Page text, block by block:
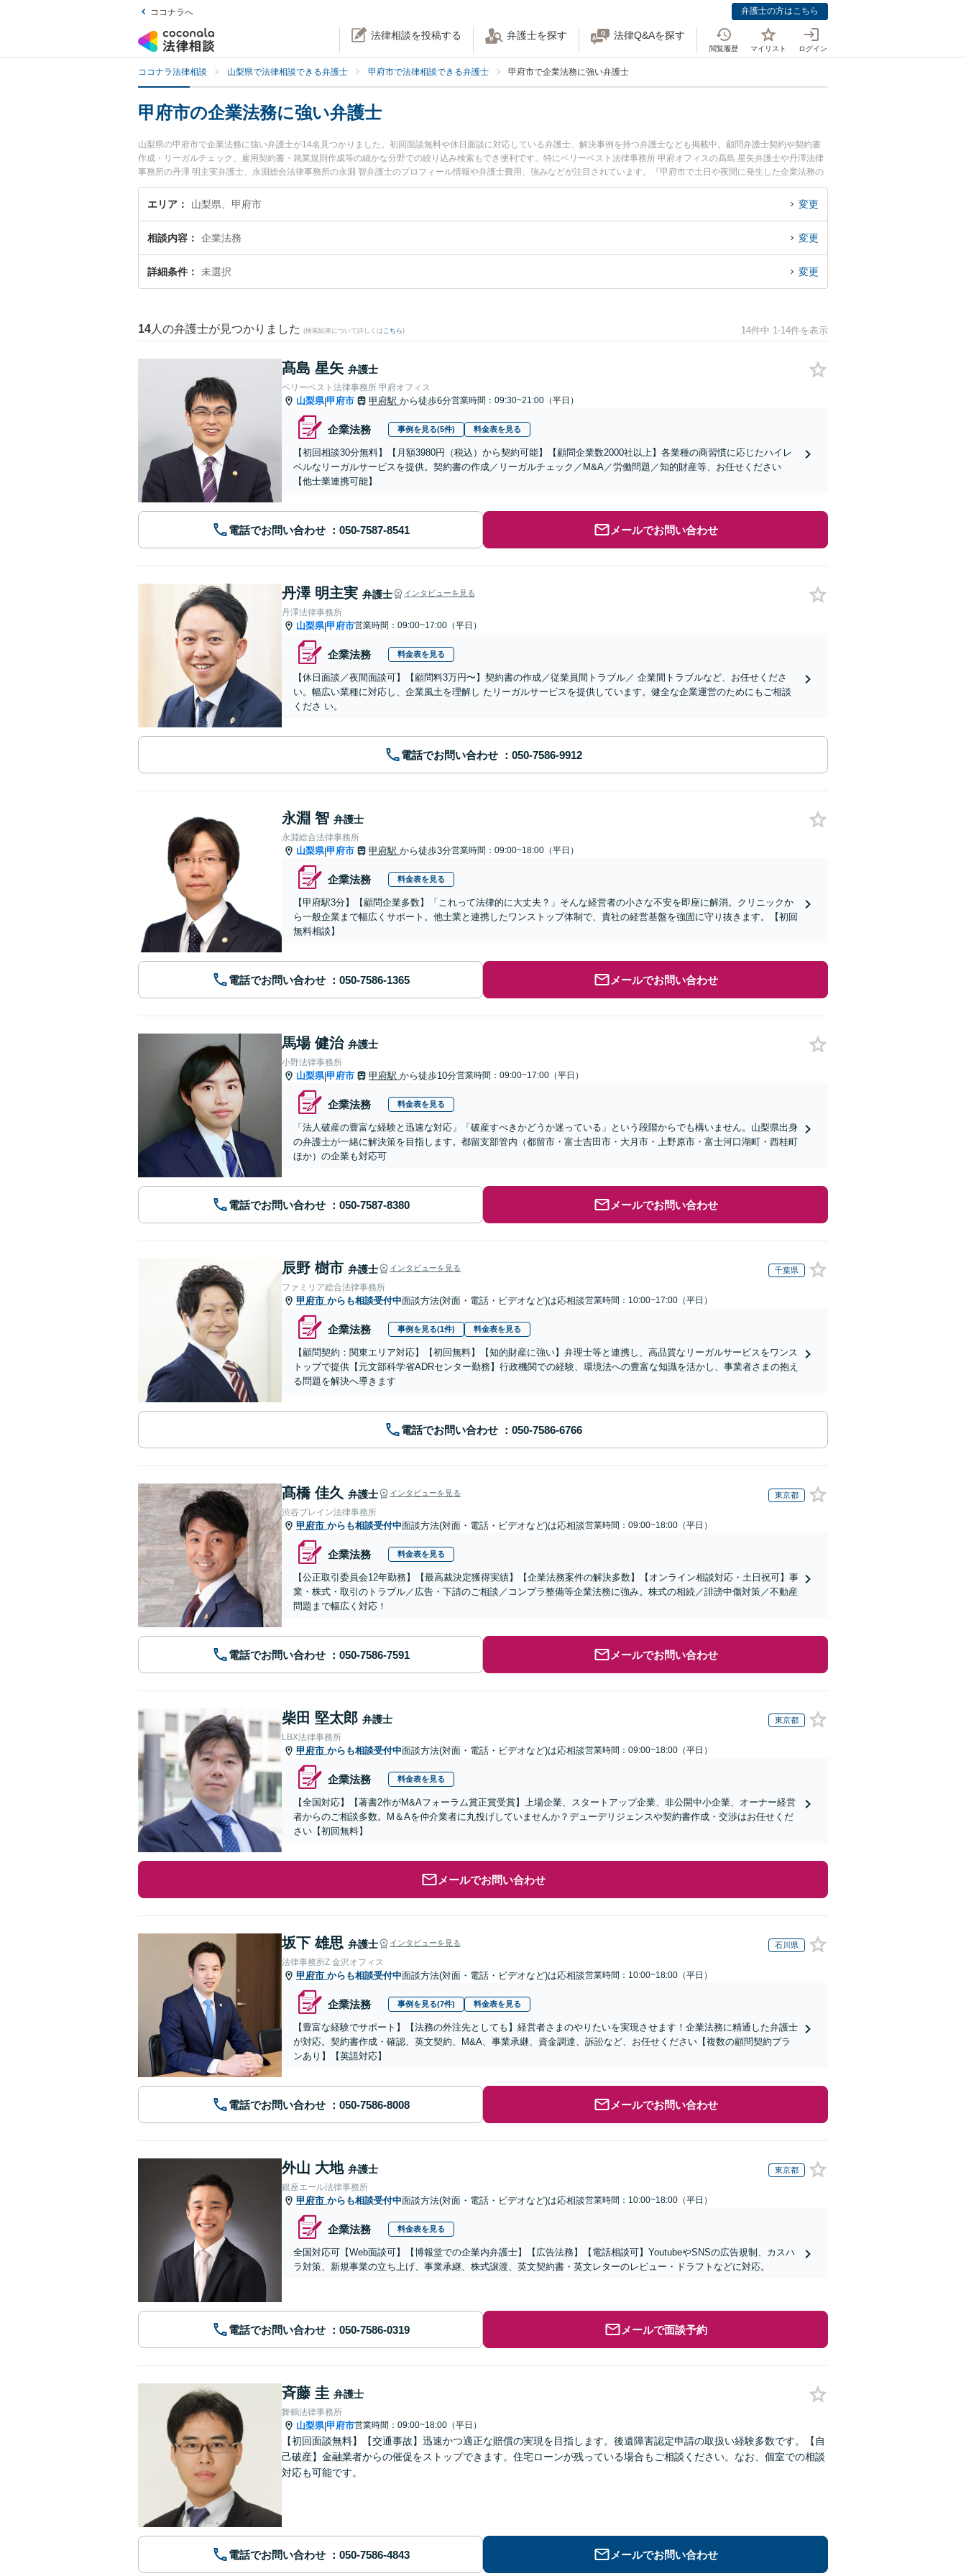
ココナラへ 弁護士の方はこちら
法律相談を投稿する 弁護士を探す 法律Q&Aを探す
閲覧履歴 マイリスト ログイン
ココナラ法律相談 山梨県で法律相談できる弁護士 甲府市で法律相談できる弁護士 甲府市で企業法務に強い弁護士
甲府市の企業法務に強い弁護士
山梨県の甲府市で企業法務に強い弁護士が14名見つかりました。初回面談無料や休日面談に対応している弁護士、解決事例を持つ弁護士なども掲載中。顧問弁護士契約や契約書
作成・リーガルチェック、雇用契約書・就業規則作成等の細かな分野での絞り込み検索もでき便利です。特にベリーベスト法律事務所 甲府オフィスの髙島 星矢弁護士や丹澤法律
事務所の丹澤 明主実弁護士、永淵総合法律事務所の永淵 智弁護士のプロフィール情報や弁護士費用、強みなどが注目されています。『甲府市で土日や夜間に発生した企業法務の
トラブルを今すぐに弁護士に相談したい』『企業法務のトラブル解決の実績豊富な近くの弁護士を検索したい』『初回相談無料で企業法務を法律相談できる甲府市内の弁護士に相
談予約したい』などでお困りの相談者さんにおすすめです。
エリア 山梨県、甲府市 変更
相談内容 企業法務 変更
詳細条件 未選択 変更
14 人の弁護士が見つかりました (検索結果について詳しくは こちら) 14件中 1-14件を表示
髙島 星矢 弁護士
ベリーベスト法律事務所 甲府オフィス
山梨県|甲府市 甲府駅 から徒歩6分営業時間：09:30~21:00（平日）
企業法務 事例を見る(5件) 料金表を見る
【初回相談30分無料】【月額3980円（税込）から契約可能】【顧問企業数2000社以上】各業種の商習慣に応じたハイレ
ベルなリーガルサービスを提供。契約書の作成／リーガルチェック／M&A／労働問題／知的財産等、お任せください
【他士業連携可能】
電話でお問い合わせ メールでお問い合わせ
丹澤 明主実 弁護士 インタビューを見る
丹澤法律事務所
山梨県|甲府市営業時間：09:00~17:00（平日）
企業法務 料金表を見る
【休日面談／夜間面談可】【顧問料3万円〜】契約書の作成／従業員間トラブル／ 企業間トラブルなど、お任せくださ
い。幅広い業種に対応し、企業風土を理解し たリーガルサービスを提供しています。健全な企業運営のためにもご相談
くださ い。
電話でお問い合わせ
永淵 智 弁護士
永淵総合法律事務所
山梨県|甲府市 甲府駅 から徒歩3分営業時間：09:00~18:00（平日）
企業法務 料金表を見る
【甲府駅3分】【顧問企業多数】「これって法律的に大丈夫？」そんな経営者の小さな不安を即座に解消。クリニックか
ら一般企業まで幅広くサポート。他士業と連携したワンストップ体制で、貴社の経営基盤を強固に守り抜きます。【初回
無料相談】
電話でお問い合わせ メールでお問い合わせ
馬場 健治 弁護士
小野法律事務所
山梨県|甲府市 甲府駅 から徒歩10分営業時間：09:00~17:00（平日）
企業法務 料金表を見る
「法人破産の豊富な経験と迅速な対応」「破産すべきかどうか迷っている」という段階からでも構いません。山梨県出身
の弁護士が一緒に解決策を目指します。都留支部管内（都留市・富士吉田市・大月市・上野原市・富士河口湖町・西桂町
ほか）の企業も対応可
電話でお問い合わせ メールでお問い合わせ
辰野 樹市 弁護士 インタビューを見る 千葉県
ファミリア総合法律事務所
甲府市 からも相談受付中面談方法(対面・電話・ビデオなど)は応相談営業時間：10:00~17:00（平日）
企業法務 事例を見る(1件) 料金表を見る
【顧問契約：関東エリア対応】【初回無料】【知的財産に強い】弁理士等と連携し、高品質なリーガルサービスをワンス
トップで提供【元文部科学省ADRセンター勤務】行政機関での経験、環境法への豊富な知識を活かし、事業者さまの抱え
る問題を解決へ導きます
電話でお問い合わせ
髙橋 佳久 弁護士 インタビューを見る 東京都
渋谷ブレイン法律事務所
甲府市 からも相談受付中面談方法(対面・電話・ビデオなど)は応相談営業時間：09:00~18:00（平日）
企業法務 料金表を見る
【公正取引委員会12年勤務】【最高裁決定獲得実績】【企業法務案件の解決多数】【オンライン相談対応・土日祝可】事
業・株式・取引のトラブル／広告・下請のご相談／コンプラ整備等企業法務に強み。株式の相続／誹謗中傷対策／不動産
問題まで幅広く対応！
電話でお問い合わせ メールでお問い合わせ
柴田 堅太郎 弁護士 東京都
LBX法律事務所
甲府市 からも相談受付中面談方法(対面・電話・ビデオなど)は応相談営業時間：09:00~18:00（平日）
企業法務 料金表を見る
【全国対応】【著書2作がM&Aフォーラム賞正賞受賞】上場企業、スタートアップ企業、非公開中小企業、オーナー経営
者からのご相談多数。M＆Aを仲介業者に丸投げしていませんか？デューデリジェンスや契約書作成・交渉はお任せくだ
さい【初回無料】
メールでお問い合わせ
坂下 雄思 弁護士 インタビューを見る 石川県
法律事務所Z 金沢オフィス
甲府市 からも相談受付中面談方法(対面・電話・ビデオなど)は応相談営業時間：10:00~18:00（平日）
企業法務 事例を見る(7件) 料金表を見る
【豊富な経験でサポート】【法務の外注先としても】経営者さまのやりたいを実現させます！企業法務に精通した弁護士
が対応。契約書作成・確認、英文契約、M&A、事業承継、資金調達、訴訟など、お任せください【複数の顧問契約プラ
ンあり】【英語対応】
電話でお問い合わせ メールでお問い合わせ
外山 大地 弁護士 東京都
銀座エール法律事務所
甲府市 からも相談受付中面談方法(対面・電話・ビデオなど)は応相談営業時間：10:00~18:00（平日）
企業法務 料金表を見る
全国対応可【Web面談可】【博報堂での企業内弁護士】【広告法務】【電話相談可】YoutubeやSNSの広告規制、カスハ
ラ対策、新規事業の立ち上げ、事業承継、株式譲渡、英文契約書・英文レターのレビュー・ドラフトなどに対応。
電話でお問い合わせ メールで面談予約
斉藤 圭 弁護士
舞鶴法律事務所
山梨県|甲府市営業時間：09:00~18:00（平日）
【初回面談無料】【交通事故】迅速かつ適正な賠償の実現を目指します。後遺障害認定申請の取扱い経験多数です。【自
己破産】金融業者からの催促をストップできます。住宅ローンが残っている場合もご相談ください。なお、個室での相談
対応も可能です。
電話でお問い合わせ メールでお問い合わせ